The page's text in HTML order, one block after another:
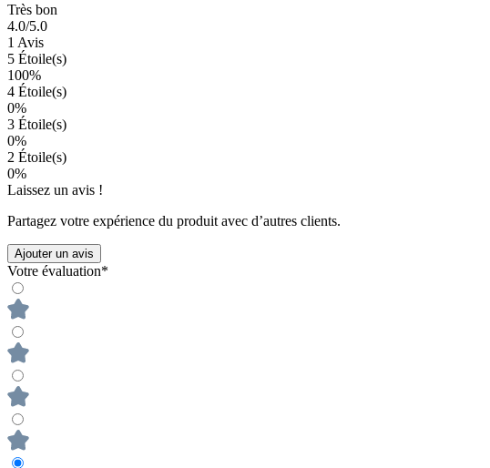
Très bon
4.0/5.0
1 Avis
5 Étoile(s)
100%
4 Étoile(s)
0%
3 Étoile(s)
0%
2 Étoile(s)
0%
Laissez un avis !
Partagez votre expérience du produit avec d’autres clients.
Ajouter un avis
Votre évaluation*